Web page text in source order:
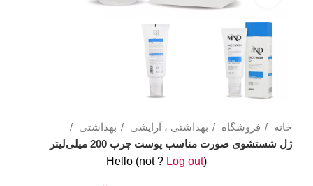
خانه فروشگاه بهداشتی ، آرایشی
بهداشتی
ژل شستشوی صورت مناسب پوست چرب 200 میلی‌لیتر
Hello (not? Log out)